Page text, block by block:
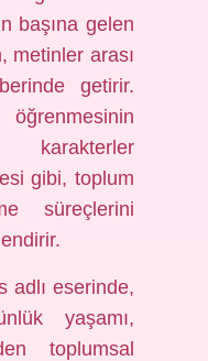
başına gelen
metinler arası
getirir.
karakterler
gibi, toplum
süreçlerini
adlı eserinde,
yaşamı,
toplumsal